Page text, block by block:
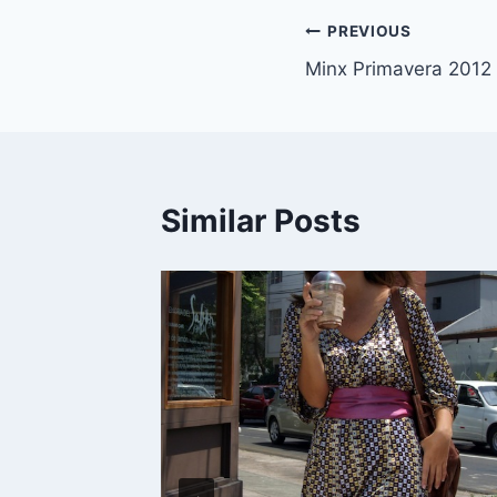
Navegación
de
PREVIOUS
Minx Primavera 2012
Similar Posts